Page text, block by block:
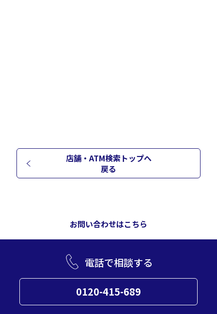
店舗・ATM検索トップへ
戻る
お問い合わせはこちら
電話で相談する
0120-415-689